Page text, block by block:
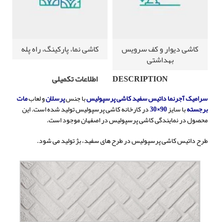
کاشی دیوار و کف سرویس
بهداشتی
کاشی نما، پارکینگ، راه پله
DESCRIPTION
اطلاعات تکمیلی
سرامیک آجرنما داتیس سفید کاشی پرسپولیسبا جنسپرسلانو لعابمات
برجستهبا سایز در کارخانهکاشی پرسپولیستولید شده است. این
محصول در نمایندگی کاشی پرسپولیس در اصفهان موجود است.
طرح داتیس کاشی پرسپولیس در طرح های سفید، بژ تولید می شود.